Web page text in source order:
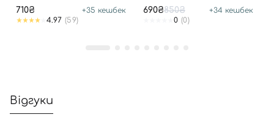
710₴ +35 кешбек
4.97 (59)
690₴850₴ +34 кешбек
0 (0)
Відгуки